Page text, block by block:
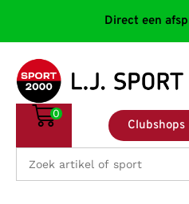
Direct een
Clubshops
0